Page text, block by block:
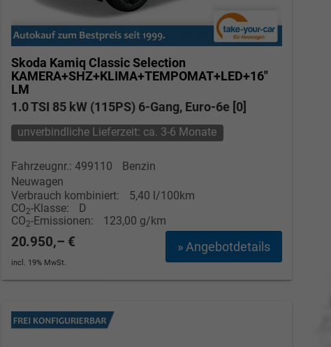
Skoda Kamiq Classic Selection
KAMERA+SHZ+KLIMA+TEMPOMAT+LED+16"
LM
1.0 TSI 85 kW (115PS) 6-Gang, Euro-6e [0]
unverbindliche Lieferzeit: ca. 3-6 Monate
Fahrzeugnr.: 499110
Benzin
Neuwagen
Verbrauch kombiniert:
5,40 l/100km
CO2-Klasse:
D
CO2-Emissionen: 123,00 g/km
» Angebotdetails
20.950,– €
incl. 19% MwSt.